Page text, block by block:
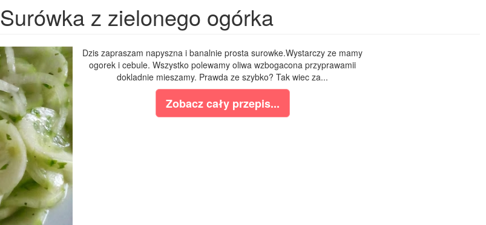
Surówka z zielonego ogórka
Dzis zapraszam napyszna i banalnie prosta surowke.Wystarczy ze mamy
ogorek i cebule. Wszystko polewamy oliwa wzbogacona przyprawamii
dokladnie mieszamy. Prawda ze szybko? Tak wiec za...
Zobacz cały przepis...